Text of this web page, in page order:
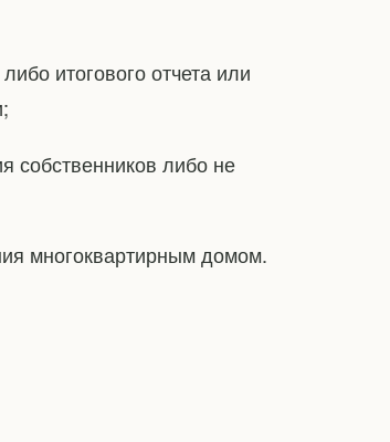
итогового отчета или
собственников либо не
многоквартирным домом.